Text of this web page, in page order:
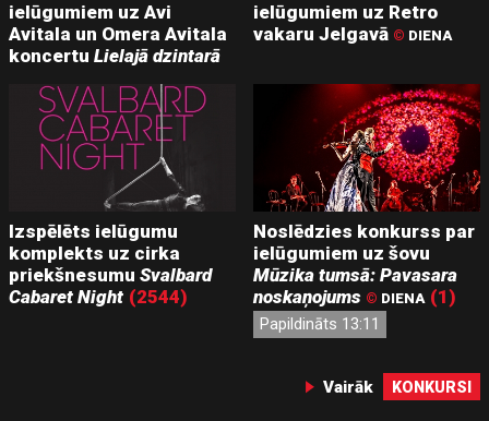
ielūgumiem uz Avi
Avitala un Omera Avitala
koncertuLielajā dzintarā
ielūgumiem uz Retro
vakaru Jelgavā © DIENA
Izspēlēts ielūgumu
komplekts uz cirka
priekšnesumuSvalbard
Cabaret Night (2544)
Noslēdzies konkurss par
ielūgumiem uz šovu
Mūzika tumsā: Pavasara
noskaņojums © DIENA (1)
Papildināts 13:11
Vairāk KONKURSI